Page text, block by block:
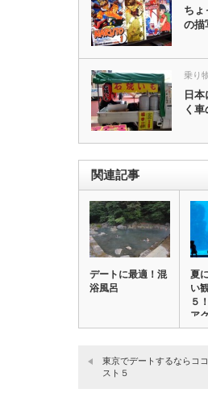
ちょ
の描
乗り
日
く車
関連記事
デートに最適！混
浴風呂
夏
い
５
ア
東京でデートするならコ
スト５